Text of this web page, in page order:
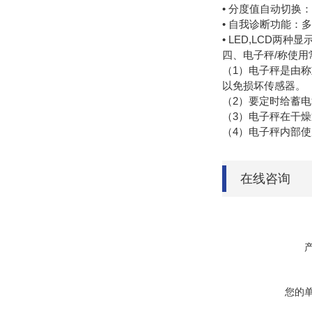
• 分度值自动切换
• 自我诊断功能：
• LED,LCD两种显
四、电子秤/称使用
（1） 电子秤是由
以免损坏传感器。
（2） 要定时给蓄
（3） 电子秤在干
（4） 电子秤内部
在线咨询
您的